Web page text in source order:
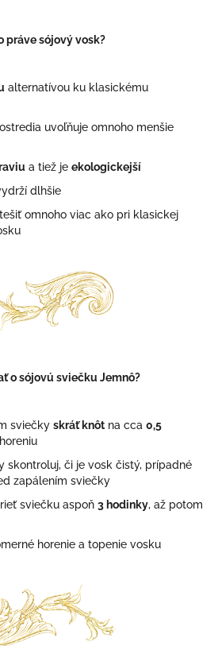
práve sójový vosk?
alternatívou ku klasickému
uvoľňuje omnoho menšie
a tiež je ekologickejší
dlhšie
omnoho viac ako pri klasickej
o sójovú sviečku Jemnô?
sviečky skráť knôt na cca 0,5
skontroluj, či je vosk čistý, prípadné
zapálením sviečky
sviečku aspoň 3 hodinky, až potom
horenie a topenie vosku